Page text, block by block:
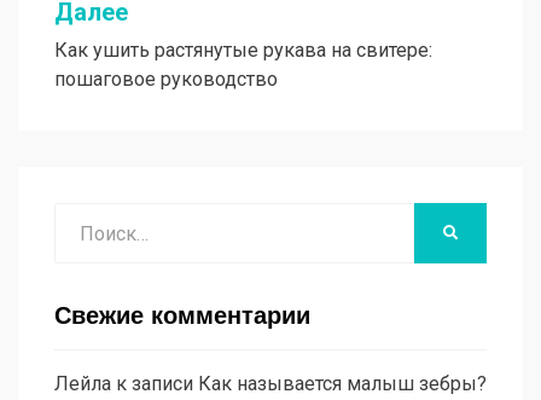
Далее
Как ушить растянутые рукава на свитере:
пошаговое руководство
Свежие комментарии
Лейла к записи Как называется малыш зебры?